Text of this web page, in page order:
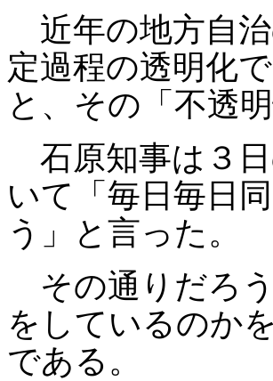
近年の地方自
定過程の透明化
と、その「不透
石原知事は３
いて「毎日毎日
う」と言った。
その通りだろ
をしているのか
である。